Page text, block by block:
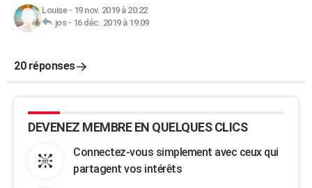
Louise- 19 nov. 2019 à 20:22
jos- 16 déc. 2019 à 19:09
20 réponses
DEVENEZ MEMBRE EN QUELQUES CLICS
Connectez-vous simplement avec ceux qui
partagent vos intérêts